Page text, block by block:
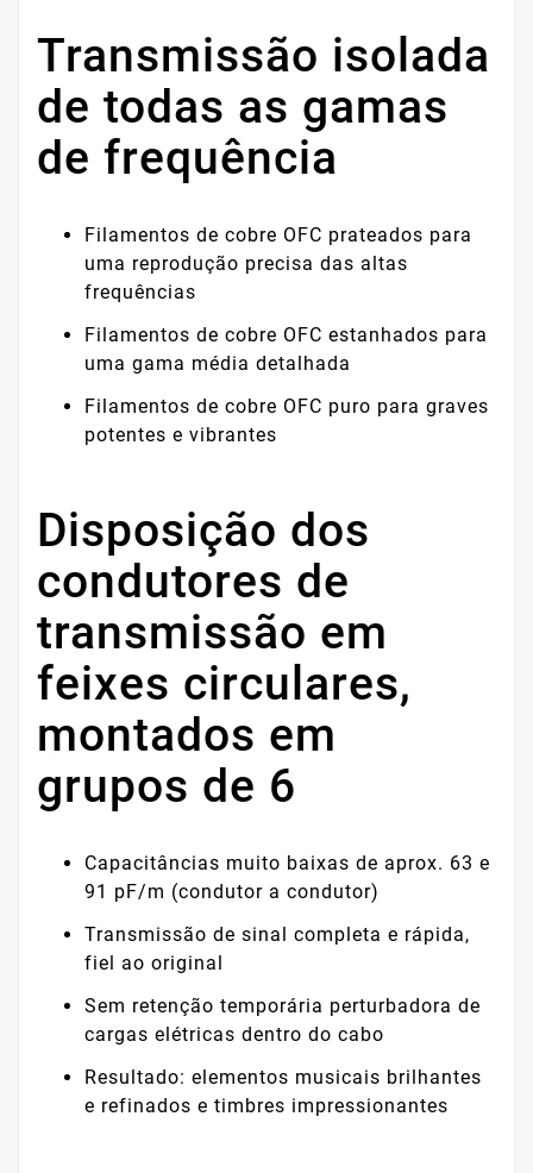
Transmissão isolada
de todas as gamas
de frequência
Filamentos de cobre OFC prateados para
uma reprodução precisa das altas
frequências
Filamentos de cobre OFC estanhados para
uma gama média detalhada
Filamentos de cobre OFC puro para graves
potentes e vibrantes
Disposição dos
condutores de
transmissão em
feixes circulares,
montados em
grupos de 6
Capacitâncias muito baixas de aprox. 63 e
91 pF/m (condutor a condutor)
Transmissão de sinal completa e rápida,
fiel ao original
Sem retenção temporária perturbadora de
cargas elétricas dentro do cabo
Resultado: elementos musicais brilhantes
e refinados e timbres impressionantes